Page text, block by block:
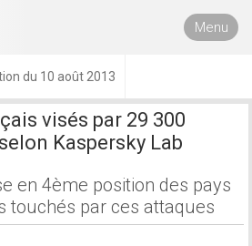
Menu
du 10 août 2013
visés par 29 300
Kaspersky Lab
en 4ème position des pays
touchés par ces attaques